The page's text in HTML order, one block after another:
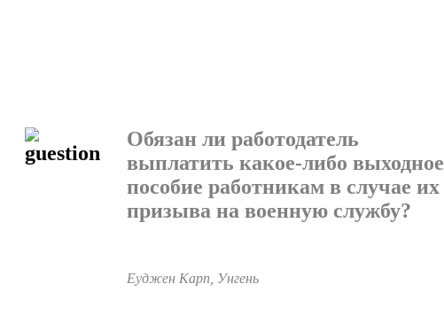
Обязан ли работодатель
выплатить какое-либо выход­ное
пособие работникам в случае их
призыва на воен­ную службу?
Еуджен Карп, Унгень